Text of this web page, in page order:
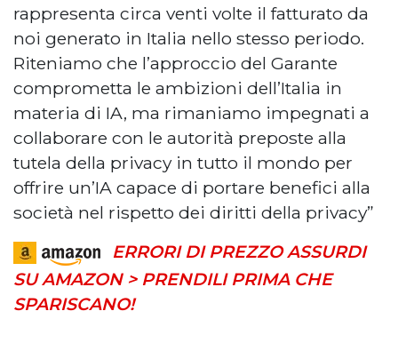
rappresenta circa venti volte il fatturato da
noi generato in Italia nello stesso periodo.
Riteniamo che l’approccio del Garante
comprometta le ambizioni dell’Italia in
materia di IA, ma rimaniamo impegnati a
collaborare con le autorità preposte alla
tutela della privacy in tutto il mondo per
offrire un’IA capace di portare benefici alla
società nel rispetto dei diritti della privacy”
ERRORI DI PREZZO ASSURDI
SU AMAZON > PRENDILI PRIMA CHE
SPARISCANO!